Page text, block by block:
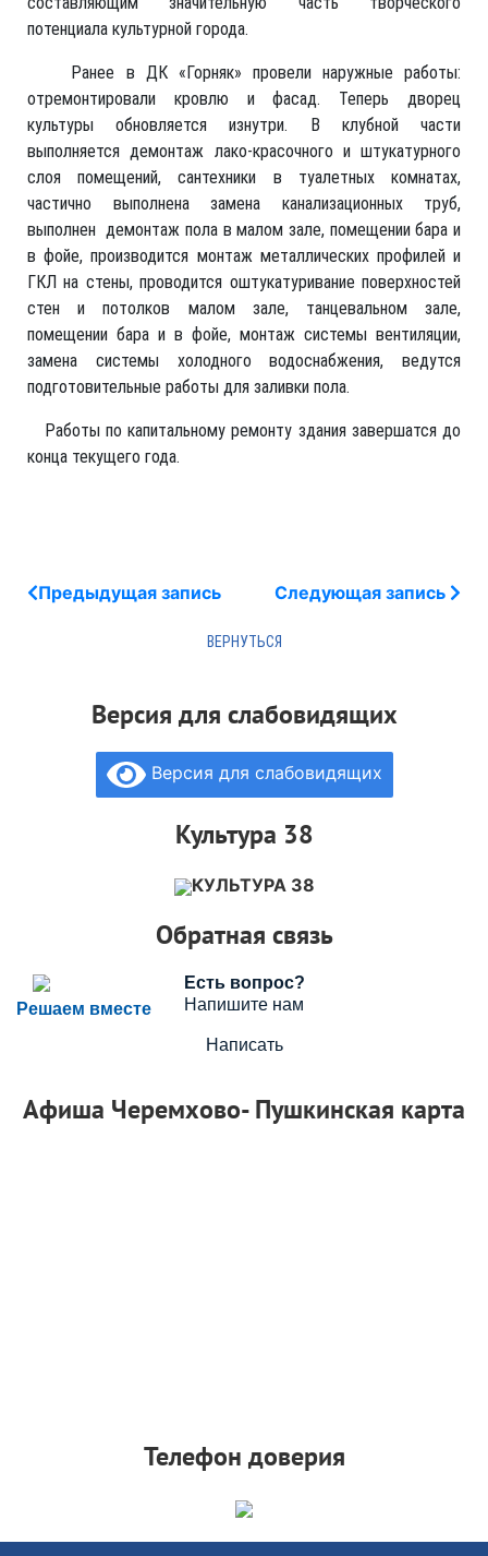
потенциала культурной города.
Ранее в ДК «Горняк» провели наружные работы:
отремонтировали кровлю и фасад. Теперь дворец
культуры обновляется изнутри. В клубной части
выполняется демонтаж лако-красочного и штукатурного
слоя помещений, сантехники в туалетных комнатах,
частично выполнена замена канализационных труб,
выполнен демонтаж пола в малом зале, помещении бара и
в фойе, производится монтаж металлических профилей и
ГКЛ на стены, проводится оштукатуривание поверхностей
стен и потолков малом зале, танцевальном зале,
помещении бара и в фойе, монтаж системы вентиляции,
замена системы холодного водоснабжения, ведутся
подготовительные работы для заливки пола.
Работы по капитальному ремонту здания завершатся до
конца текущего года.
Предыдущая запись Следующая запись
Версия для слабовидящих
Версия для слабовидящих
Культура 38
КУЛЬТУРА 38
Обратная связь
Решаем вместе
Есть вопрос?
Напишите нам
Написать
Афиша Черемхово- Пушкинская карта
Телефон доверия